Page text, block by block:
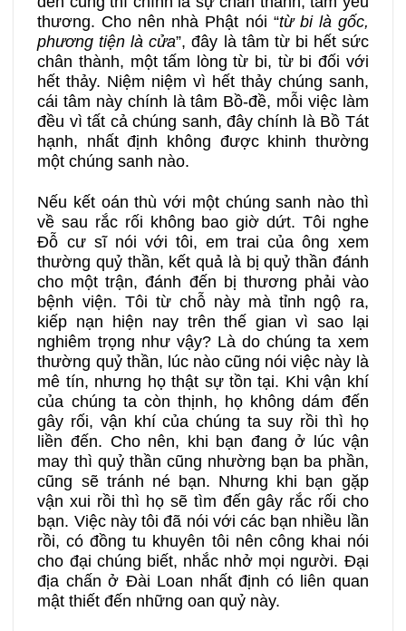
thương. Cho nên nhà Phật nói “từ bi là gốc,
phương tiện là cửa”, đây là tâm từ bi hết sức
chân thành, một tấm lòng từ bi, từ bi đối với
hết thảy. Niệm niệm vì hết thảy chúng sanh,
cái tâm này chính là tâm Bồ-đề, mỗi việc làm
đều vì tất cả chúng sanh, đây chính là Bồ Tát
hạnh, nhất định không được khinh thường
một chúng sanh nào.
Nếu kết oán thù với một chúng sanh nào thì
về sau rắc rối không bao giờ dứt. Tôi nghe
Đỗ cư sĩ nói với tôi, em trai của ông xem
thường quỷ thần, kết quả là bị quỷ thần đánh
cho một trận, đánh đến bị thương phải vào
bệnh viện. Tôi từ chỗ này mà tỉnh ngộ ra,
kiếp nạn hiện nay trên thế gian vì sao lại
nghiêm trọng như vậy? Là do chúng ta xem
thường quỷ thần, lúc nào cũng nói việc này là
mê tín, nhưng họ thật sự tồn tại. Khi vận khí
của chúng ta còn thịnh, họ không dám đến
gây rối, vận khí của chúng ta suy rồi thì họ
liền đến. Cho nên, khi bạn đang ở lúc vận
may thì quỷ thần cũng nhường bạn ba phần,
cũng sẽ tránh né bạn. Nhưng khi bạn gặp
vận xui rồi thì họ sẽ tìm đến gây rắc rối cho
bạn. Việc này tôi đã nói với các bạn nhiều lần
rồi, có đồng tu khuyên tôi nên công khai nói
cho đại chúng biết, nhắc nhở mọi người. Đại
địa chấn ở Đài Loan nhất định có liên quan
mật thiết đến những oan quỷ này.